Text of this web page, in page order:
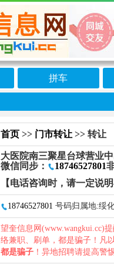
拼车
首页 >> 门市转让 >> 转让
大医院南三聚星台球营业
微信同步：
18746527801
【电话咨询时，请一定说
18746527801 号码归属地:绥
望奎信息网(www.wangkui.cc)提
络兼职、刷单，都是骗子！凡
都是骗子 ！异地招聘请提高警